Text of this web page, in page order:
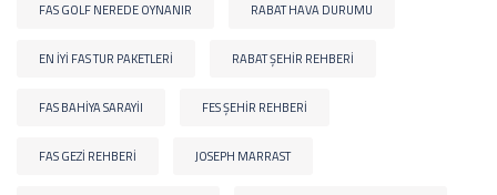
FAS GOLF NEREDE OYNANIR RABAT HAVA DURUMU
EN IYI FAS TUR PAKETLERI RABAT ŞEHIR REHBERI
FAS BAHIYA SARAYII FES ŞEHIR REHBERI
FAS GEZI REHBERI JOSEPH MARRAST